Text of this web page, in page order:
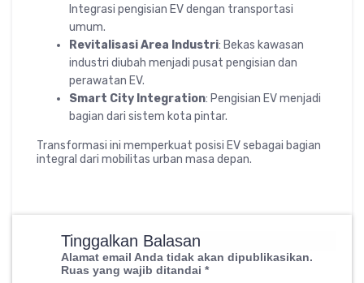
Integrasi pengisian EV dengan transportasi
umum.
Revitalisasi Area Industri: Bekas kawasan
industri diubah menjadi pusat pengisian dan
perawatan EV.
Smart City Integration: Pengisian EV menjadi
bagian dari sistem kota pintar.
Transformasi ini memperkuat posisi EV sebagai bagian
integral dari mobilitas urban masa depan.
Tinggalkan Balasan
Alamat email Anda tidak akan dipublikasikan.
Ruas yang wajib ditandai *